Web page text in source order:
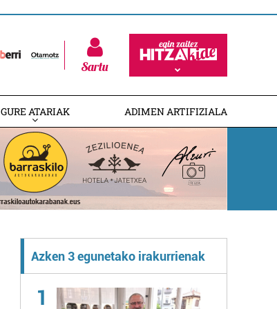
Sartu
GURE ATARIAK ADIMEN ARTIFIZIALA
Azken 3 egunetako irakurrienak
1